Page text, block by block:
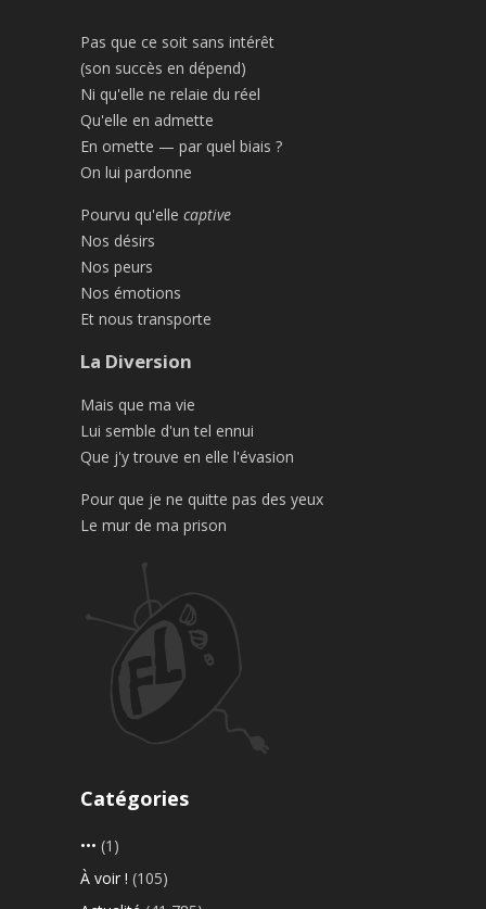
Pas que ce soit sans intérêt
(son succès en dépend)
Ni qu'elle ne relaie du réel
Qu'elle en admette
En omette — par quel biais ?
On lui pardonne
Pourvu qu'elle captive
Nos désirs
Nos peurs
Nos émotions
Et nous transporte
La Diversion
Mais que ma vie
Lui semble d'un tel ennui
Que j'y trouve en elle l'évasion
Pour que je ne quitte pas des yeux
Le mur de ma prison
Catégories
••• (1)
À voir ! (105)